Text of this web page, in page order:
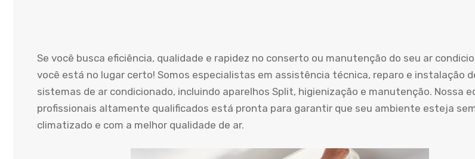
Se você busca eficiência, qualidade e rapidez no conserto ou manutenção do seu ar
você está no lugar certo! Somos especialistas em assistência técnica, reparo e instalação
sistemas de ar condicionado, incluindo aparelhos Split, higienização e manutenção. Nossa
profissionais altamente qualificados está pronta para garantir que seu ambiente esteja
climatizado e com a melhor qualidade de ar.